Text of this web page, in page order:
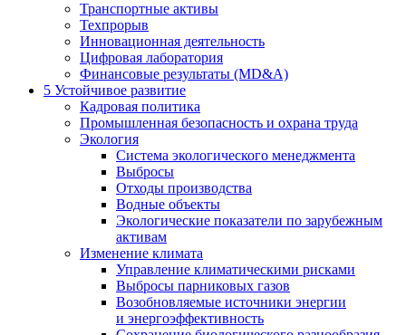
Транспортные активы
Техпрорыв
Инновационная деятельность
Цифровая лаборатория
Финансовые результаты (MD&A)
5 Устойчивое развитие
Кадровая политика
Промышленная безопасность и охрана труда
Экология
Система экологического менеджмента
Выбросы
Отходы производства
Водные объекты
Экологические показатели по зарубежным
активам
Изменение климата
Управление климатическими рисками
Выбросы парниковых газов
Возобновляемые источники энергии
и энергоэффективность